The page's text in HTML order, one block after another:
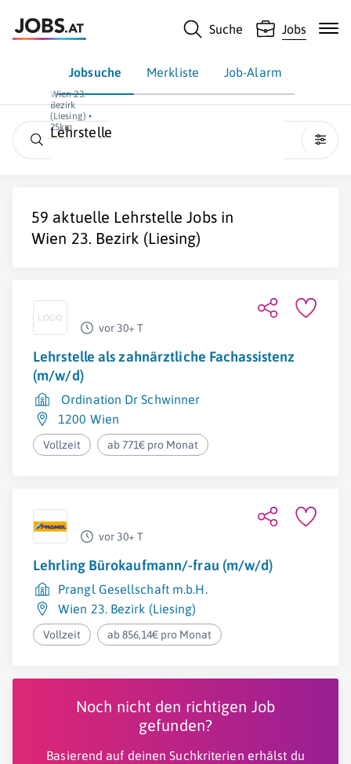
Suche Jobs
Jobsuche Merkliste Job-Alarm
Wien 23.
Bezirk
(Liesing) •
25km
Lehrstelle
59 aktuelle Lehrstelle Jobs in
Wien 23. Bezirk (Liesing)
vor 30+ T
Lehrstelle als zahnärztliche Fachassistenz
(m/w/d)
Ordination Dr Schwinner
1200 Wien
Vollzeit ab 771€ pro Monat
vor 30+ T
Lehrling Bürokaufmann/-frau (m/w/d)
Prangl Gesellschaft m.b.H.
Wien 23. Bezirk (Liesing)
Vollzeit ab 856,14€ pro Monat
Noch nicht den richtigen Job
gefunden?
Basierend auf deinen Suchkriterien erhälst du